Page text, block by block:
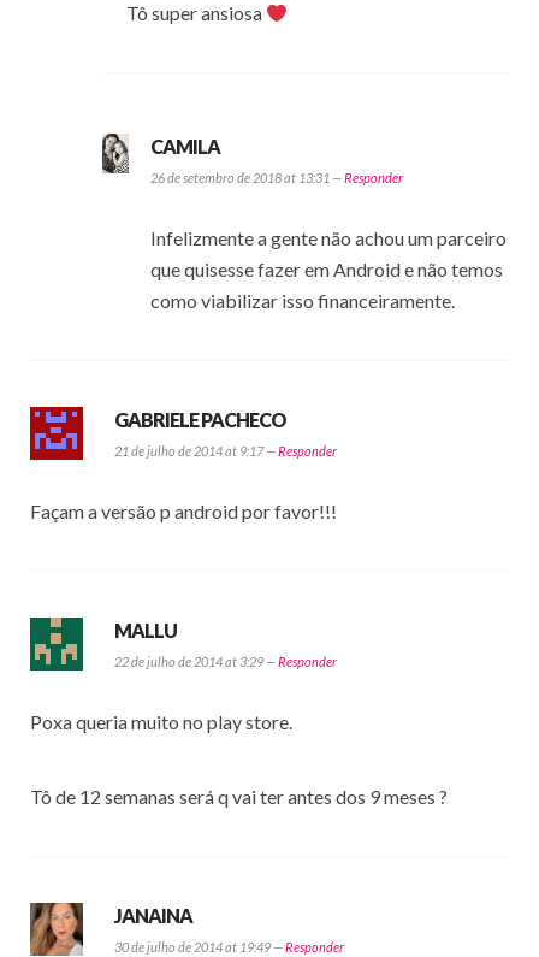
Tô super ansiosa
CAMILA
26 de setembro de 2018 at 13:31 —Responder
Infelizmente a gente não achou um parceiro
que quisesse fazer em Android e não temos
como viabilizar isso financeiramente.
GABRIELE PACHECO
21 de julho de 2014 at 9:17 —Responder
Façam a versão p android por favor!!!
MALLU
22 de julho de 2014 at 3:29 —Responder
Poxa queria muito no play store.
Tô de 12 semanas será q vai ter antes dos 9 meses ?
JANAINA
30 de julho de 2014 at 19:49 —Responder